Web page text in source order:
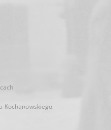
Kochanowskiego